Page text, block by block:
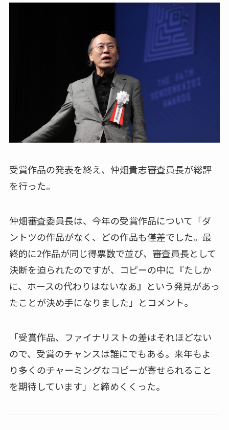
受賞作品の発表を終え、仲畑貴志審査員長が総評
を行った。
仲畑審査委員長は、今年の受賞作品について「ダ
ントツの作品がなく、どの作品も僅差でした。最
終的に2作品が同じ得票数で並び、審査員長として
決断を迫られたのですが、コピーの中に『たしか
に、ホースの代わりはないなあ』という発見があっ
たことが決め手になりました」とコメント。
「受賞作品、ファイナリストの差はそれほどない
ので、受賞のチャンスは誰にでもある。来年もよ
り多くのチャーミングなコピーが寄せられること
を期待しています」と締めくくった。